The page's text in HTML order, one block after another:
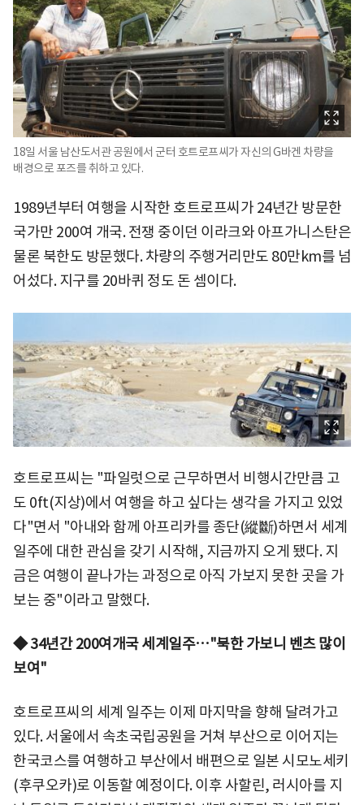
18일 서울 남산도서관 공원에서 군터 호트로프씨가 자신의 G바겐 차량을
배경으로 포즈를 취하고 있다.
1989년부터 여행을 시작한 호트로프씨가 24년간 방문한
국가만 200여 개국. 전쟁 중이던 이라크와 아프가니스탄은
물론 북한도 방문했다. 차량의 주행거리만도 80만km를 넘
어섰다. 지구를 20바퀴 정도 돈 셈이다.
호트로프씨는 "파일럿으로 근무하면서 비행시간만큼 고
도 0ft(지상)에서 여행을 하고 싶다는 생각을 가지고 있었
다"면서 "아내와 함께 아프리카를 종단(縱斷)하면서 세계
일주에 대한 관심을 갖기 시작해, 지금까지 오게 됐다. 지
금은 여행이 끝나가는 과정으로 아직 가보지 못한 곳을 가
보는 중"이라고 말했다.
◆ 34년간 200여개국 세계일주…"북한 가보니 벤츠 많이
보여"
호트로프씨의 세계 일주는 이제 마지막을 향해 달려가고
있다. 서울에서 속초국립공원을 거쳐 부산으로 이어지는
한국코스를 여행하고 부산에서 배편으로 일본 시모노세키
(후쿠오카)로 이동할 예정이다. 이후 사할린, 러시아를 지